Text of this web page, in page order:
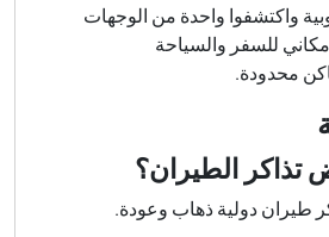
واكتشفوا واحدة من الوجهات
للسفر والسياحة
محدودة.
الطيران؟
طيران دولية ذهاب وعودة.